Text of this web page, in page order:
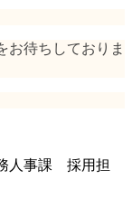
お待ちしておりま
人事課 採用担